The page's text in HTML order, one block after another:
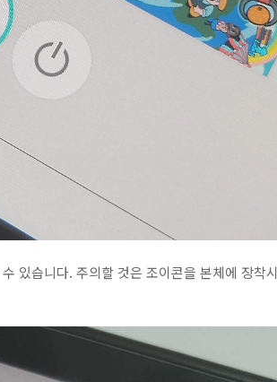
있습니다. 주의할 것은 조이콘을 본체에 장착